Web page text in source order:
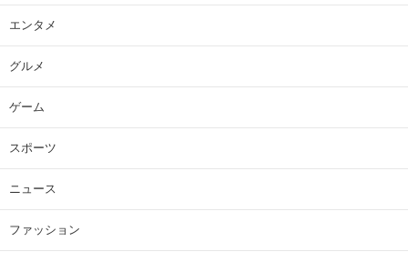
エンタメ
グルメ
ゲーム
スポーツ
ニュース
ファッション